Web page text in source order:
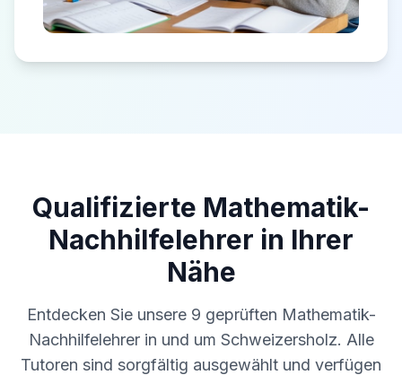
Qualifizierte Mathematik-
Nachhilfelehrer in Ihrer
Nähe
Entdecken Sie unsere 9 geprüften Mathematik-
Nachhilfelehrer in und um Schweizersholz. Alle
Tutoren sind sorgfältig ausgewählt und verfügen